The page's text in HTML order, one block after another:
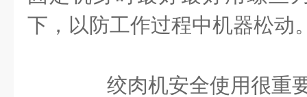
下，以防工作过程中机器松动
绞肉机安全使用很重